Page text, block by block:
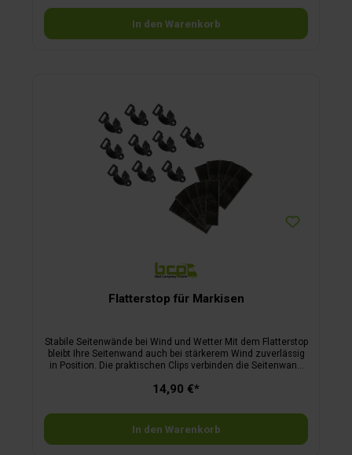
Rafterstange (optional) oder Gelenkarm befestigen. Leinen,
Heringe und Flatterstopp sind inklusive. Die Camper Lounge
bietet zuverlässigen Schutz bei Sonne, Wind und leichtem
Regen. Verschließbare Panoramafenster sorgen für
Lieferumfang!
In den Warenkorb
Flatterstop für Markisen
Stabile Seitenwände bei Wind und Wetter Mit dem Flatterstop
bleibt Ihre Seitenwand auch bei stärkerem Wind zuverlässig
in Position. Die praktischen Clips verbinden die Seitenwand
schaffen eine stabile, dichte Einheit – ideal für mehr Komfort
Protektoren wird das Markisentuch zusätzlich geschont und
vor Scheuerstellen oder anderen Beschädigungen bewahrt.
So bleibt das Material langlebig und in einem gepflegten
Zustand. Die Montage erfolgt kinderleicht und komplett ohne
14,90 €*
In den Warenkorb